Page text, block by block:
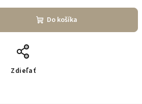
Do košíka
Zdieľať